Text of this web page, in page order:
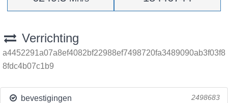
Verrichting
a4452291a07a8ef4082bf22988ef7498720fa3489090ab3f03f8
8fdc4b07c1b9
bevestigingen 2498683